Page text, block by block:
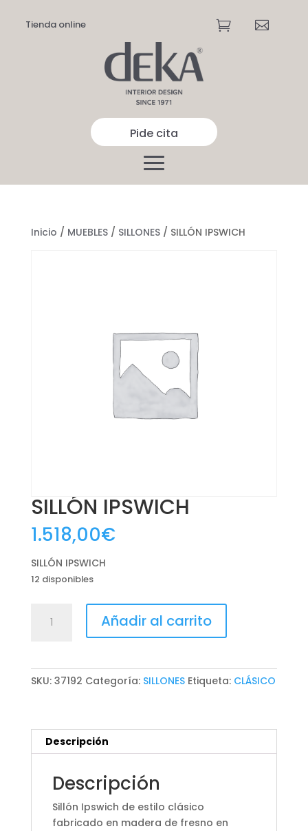
Tienda online  
Pide cita
Inicio / MUEBLES/ SILLONES/ SILLÓN IPSWICH
SILLÓN IPSWICH
1.518,00€
SILLÓN IPSWICH
12 disponibles
IPSWICH
Añadir al carrito
SKU: 37192 Categoría: SILLONES Etiqueta: CLÁSICO
Descripción
Descripción
Sillón Ipswich de estilo clásico
fabricado en madera de fresno en